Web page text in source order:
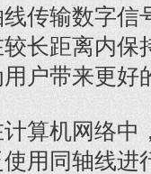
传输数字信
长距离内保
用户带来更好
算机网络中
用同轴线进